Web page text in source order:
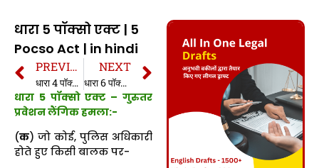
धारा 5 पॉक्सो एक्ट | 5
Pocso Act | in hindi
PREVIOUS
धारा 4 पॉक्सो एक्ट | 4 Pocso Act in hindi
NEXT
धारा 6 पॉक्सो एक्ट | 6 Pocso Act in hindi
धारा 5 पॉक्सो एक्ट – गुरुतर
प्रवेशन लैंगिक हमला:-
(क) जो कोई, पुलिस अधिकारी
होते हुए किसी बालक पर-